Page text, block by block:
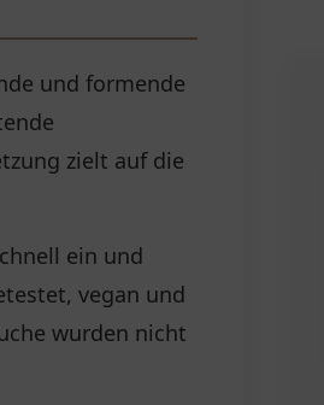
und formende
zielt auf die
ein und
vegan und
wurden nicht